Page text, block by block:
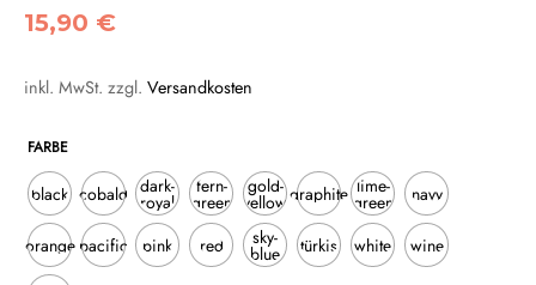
15,90 €
inkl. MwSt. zzgl. Versandkosten
FARBE
black cobald dark-
royal
fern-
green
gold-
yellowgraphite lime-
green navy
orange pacific pink red sky-
blue türkis white wine